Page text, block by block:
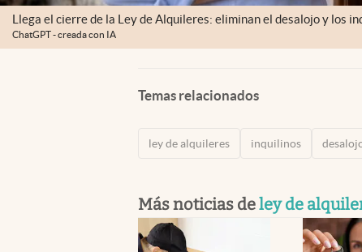
Llega el cierre de la Ley de Alquileres: eliminan el desalojo y los
ChatGPT - creada con IA
Temas relacionados
ley de alquileres inquilinos
Más noticias deley de